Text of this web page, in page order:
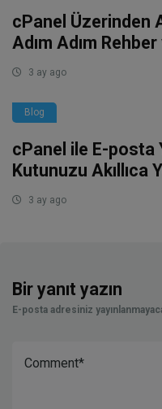
cPanel Üzerinden
Adım Adım
3 ay ago
Blog
cPanel ile E-posta
Kutunuzu Akıllıca
3 ay ago
Bir yanıt yazın
E-posta adresiniz